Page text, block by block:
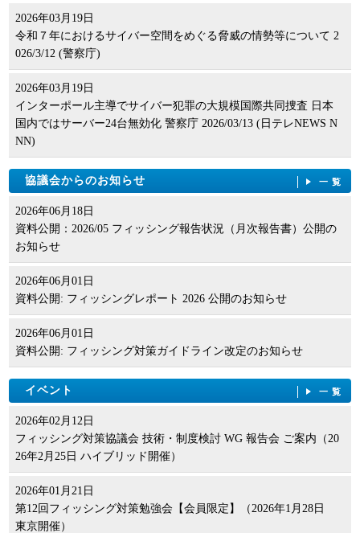
2026年03月19日
令和７年におけるサイバー空間をめぐる脅威の情勢等について 2
026/3/12 (警察庁)
2026年03月19日
インターポール主導でサイバー犯罪の大規模国際共同捜査 日本
国内ではサーバー24台無効化 警察庁 2026/03/13 (日テレNEWS N
NN)
協議会からのお知らせ 一覧
2026年06月18日
資料公開：2026/05 フィッシング報告状況（月次報告書）公開の
お知らせ
2026年06月01日
資料公開: フィッシングレポート 2026 公開のお知らせ
2026年06月01日
資料公開: フィッシング対策ガイドライン改定のお知らせ
イベント 一覧
2026年02月12日
フィッシング対策協議会 技術・制度検討 WG 報告会 ご案内（20
26年2月25日 ハイブリッド開催）
2026年01月21日
第12回フィッシング対策勉強会【会員限定】（2026年1月28日
東京開催）